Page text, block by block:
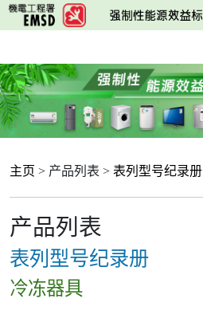
跳
至
要
内
容
主页 > 产品列表 > 表列型号纪录册
产品列表
表列型号纪录册
冷冻器具